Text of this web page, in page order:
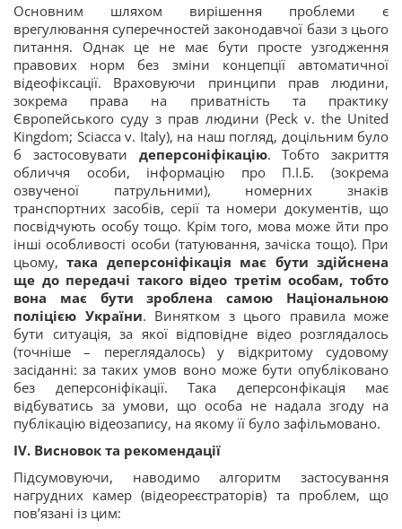
Основним шляхом вирішення проблеми є
врегулювання суперечностей законодавчої бази з цього
питання. Однак це не має бути просте узгодження
правових норм без зміни концепції автоматичної
відеофіксації. Враховуючи принципи прав людини,
зокрема права на приватність та практику
Європейського суду з прав людини (Peck v. the United
Kingdom; Sciacca v. Italy), на наш погляд, доцільним було
б застосовувати деперсоніфікацію. Тобто закриття
обличчя особи, інформацію про П.І.Б. (зокрема
озвученої патрульними), номерних знаків
транспортних засобів, серії та номери документів, що
посвідчують особу тощо. Крім того, мова може йти про
інші особливості особи (татуювання, зачіска тощо). При
цьому,така деперсоніфікація має бути здійснена
ще до передачі такого відео третім особам, тобто
вона має бути зроблена самою Національною
поліцією України. Винятком з цього правила може
бути ситуація, за якої відповідне відео розглядалось
(точніше – переглядалось) у відкритому судовому
засіданні: за таких умов воно може бути опубліковано
без деперсоніфікації. Така деперсонфікація має
відбуватись за умови, що особа не надала згоду на
публікацію відеозапису, на якому її було зафільмовано.
ІV. Висновок та рекомендації
Підсумовуючи, наводимо алгоритм застосування
нагрудних камер (відеореєстраторів) та проблем, що
пов’язані із цим: